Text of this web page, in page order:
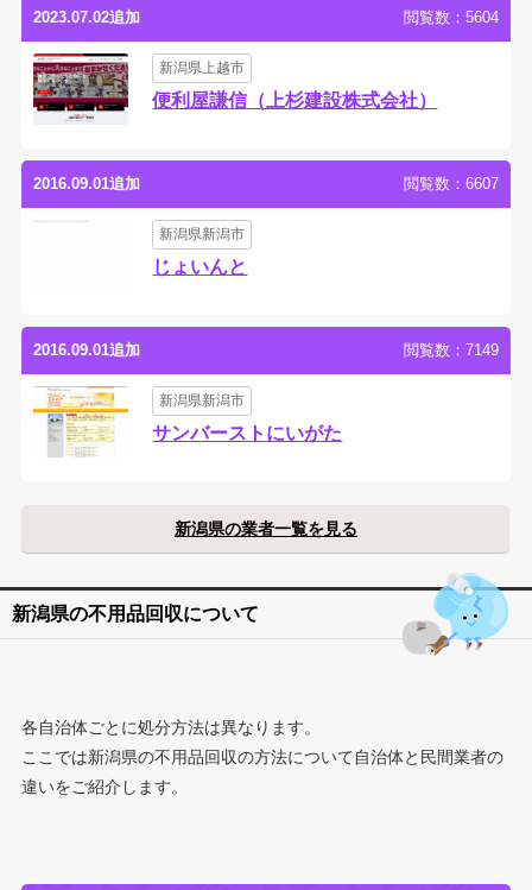
2023.07.02追加 閲覧数：5604
新潟県上越市
便利屋謙信（上杉建設株式会社）
2016.09.01追加 閲覧数：6607
新潟県新潟市
じょいんと
2016.09.01追加 閲覧数：7149
新潟県新潟市
サンバーストにいがた
新潟県の業者一覧を見る
新潟県の不用品回収について
各自治体ごとに処分方法は異なります。
ここでは新潟県の不用品回収の方法について自治体と民間業者の
違いをご紹介します。